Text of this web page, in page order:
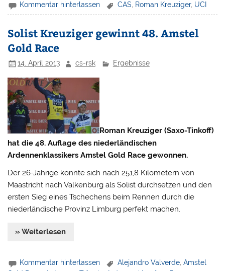
Kommentar hinterlassen CAS, Roman Kreuziger, UCI
Solist Kreuziger gewinnt 48. Amstel
Gold Race
14. April 2013 cs-rsk Ergebnisse
Roman Kreuziger (Saxo-Tinkoff)
hat die 48. Auflage des niederländischen
Ardennenklassikers Amstel Gold Race gewonnen.
Der 26-Jährige konnte sich nach 251,8 Kilometern von
Maastricht nach Valkenburg als Solist durchsetzen und den
ersten Sieg eines Tschechens beim Rennen durch die
niederländische Provinz Limburg perfekt machen.
» Weiterlesen
Kommentar hinterlassen Alejandro Valverde ,Amstel